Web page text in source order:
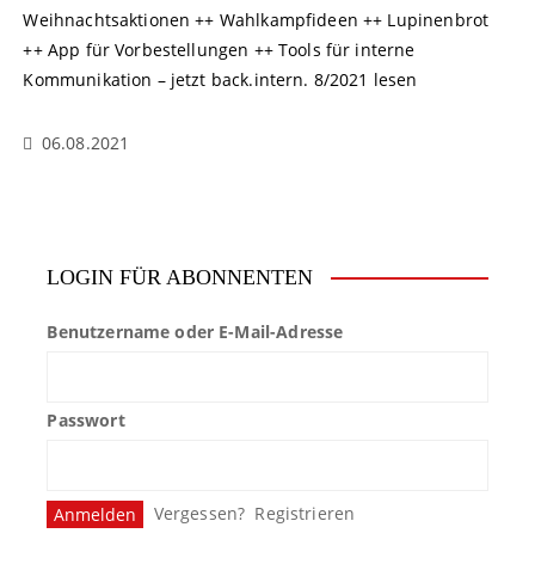
Weihnachtsaktionen ++ Wahlkampfideen ++ Lupinenbrot
++ App für Vorbestellungen ++ Tools für interne
Kommunikation – jetzt back.intern. 8/2021 lesen
06.08.2021
LOGIN FÜR ABONNENTEN
Benutzername oder E-Mail-Adresse
Passwort
Vergessen? Registrieren